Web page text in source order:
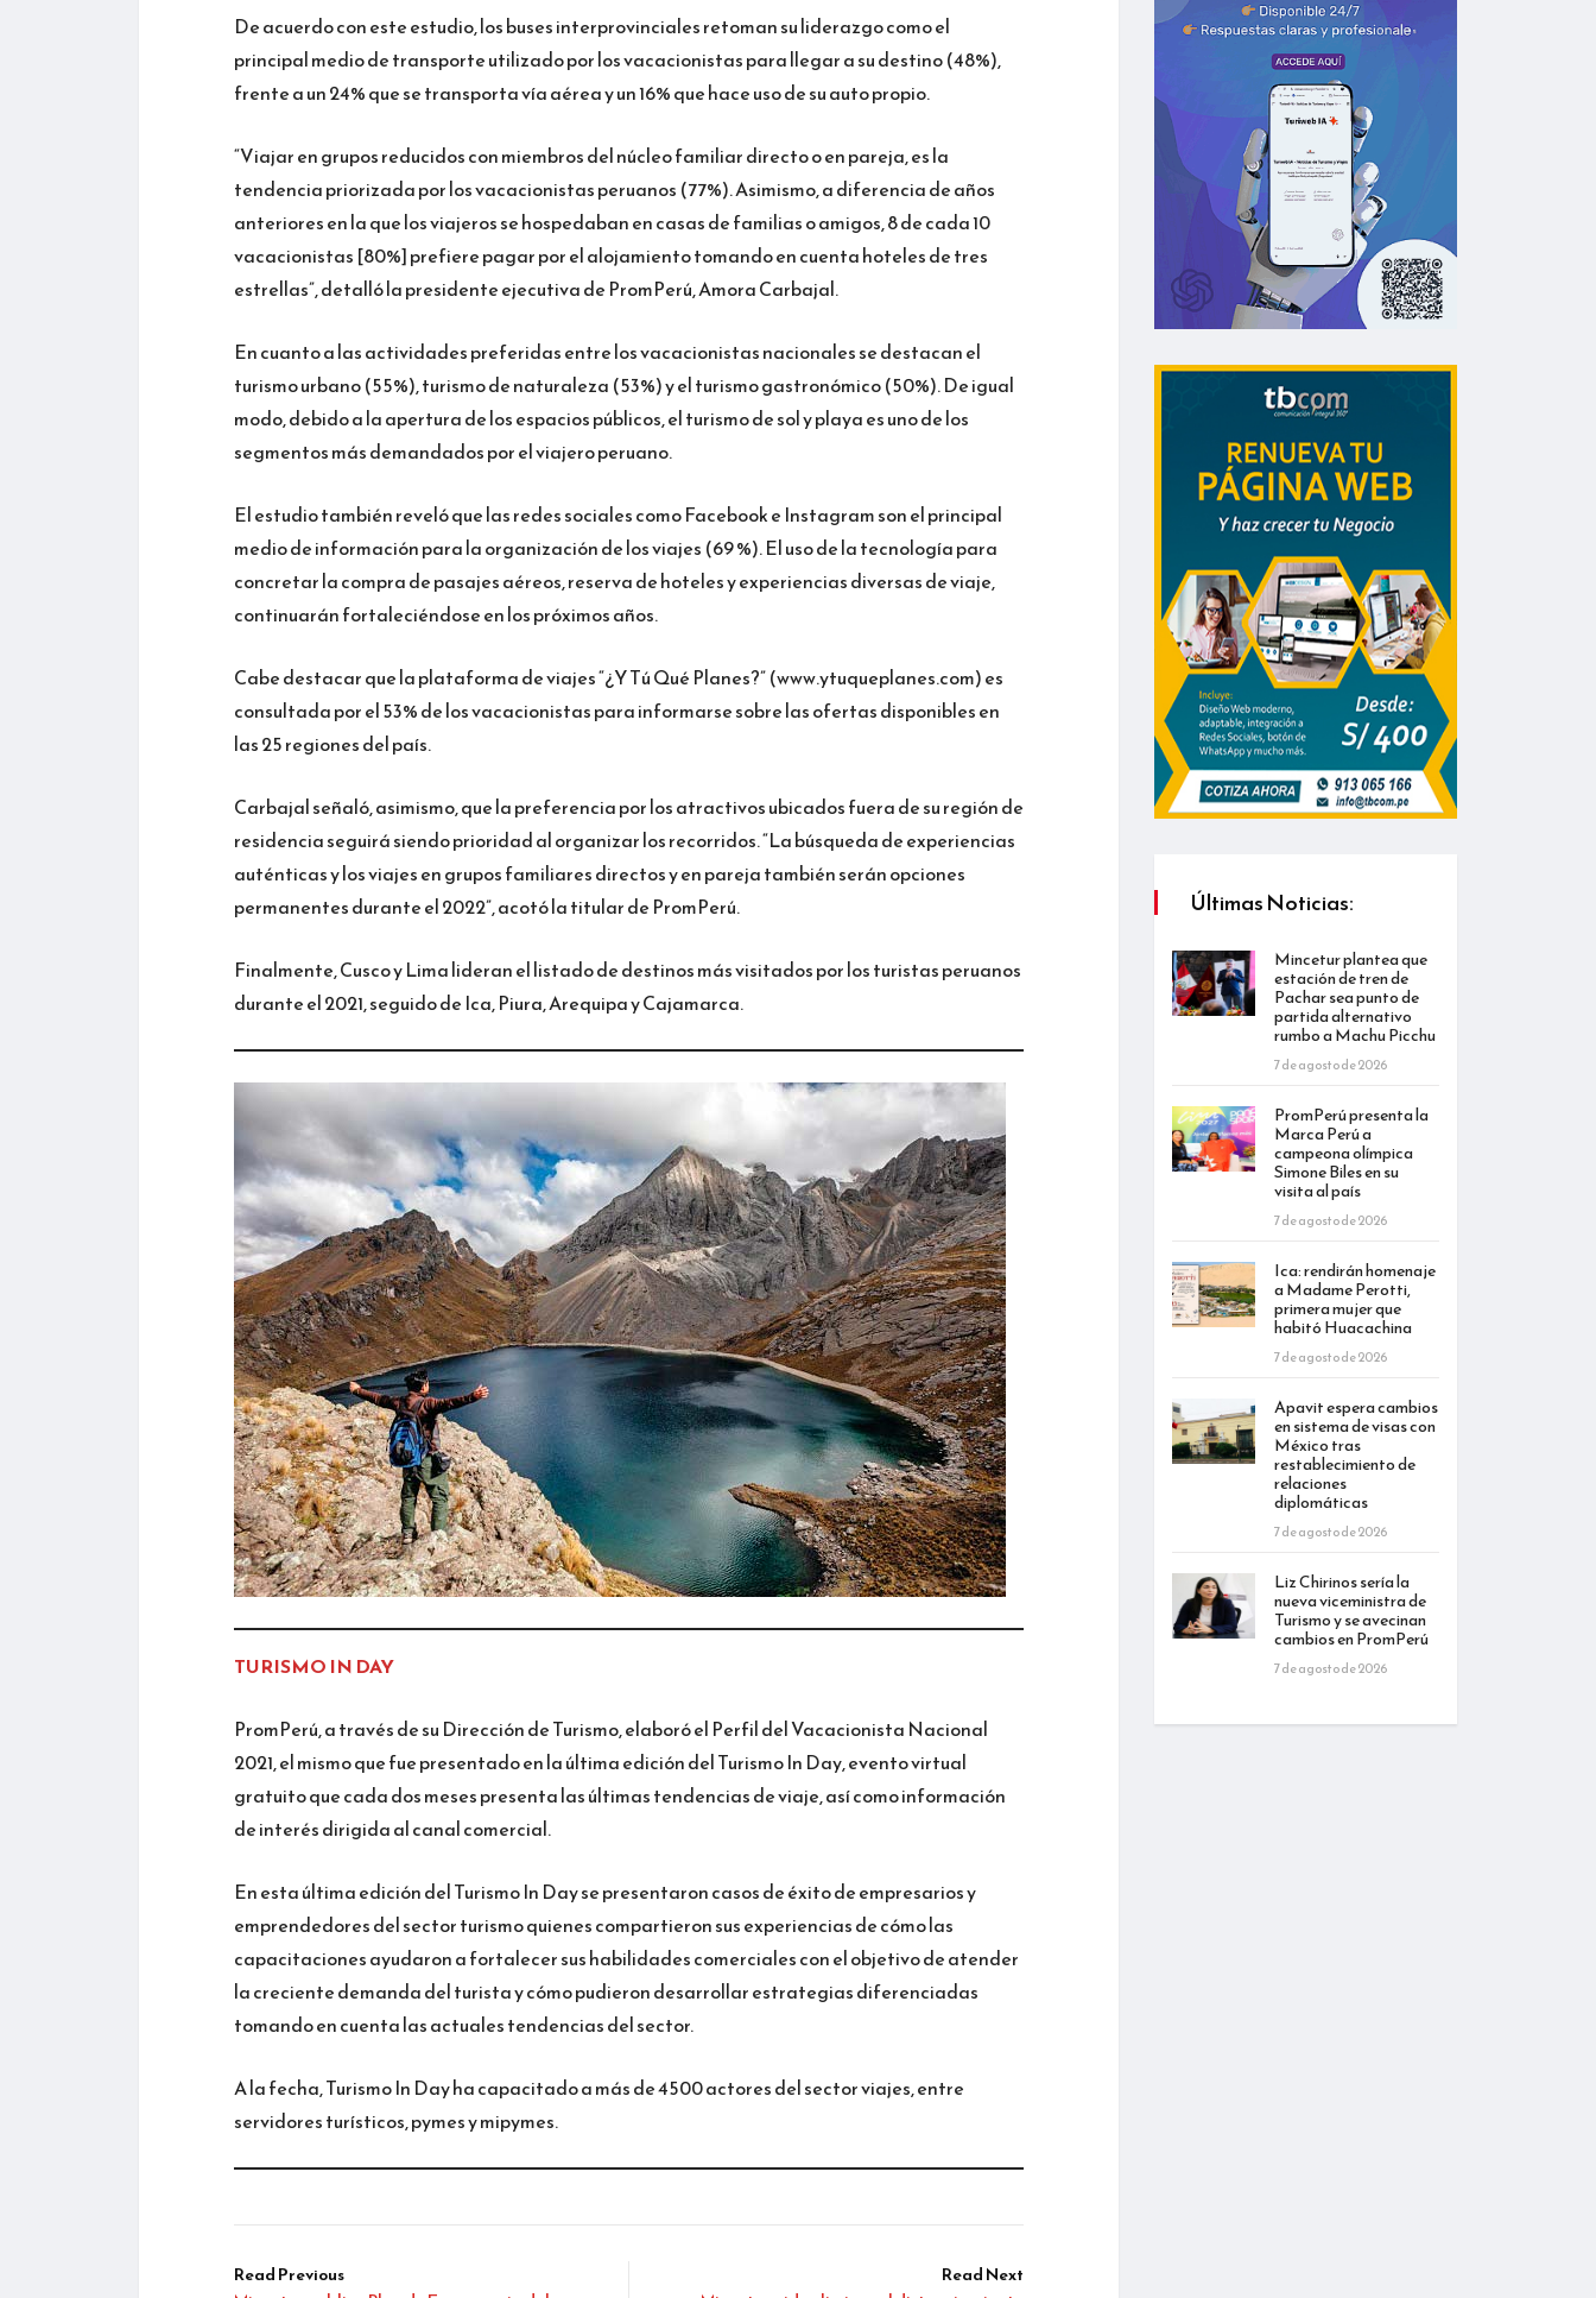
De acuerdo con este estudio, los buses interprovinciales retoman su liderazgo como el
principal medio de transporte utilizado por los vacacionistas para llegar a su destino (48%),
frente a un 24% que se transporta vía aérea y un 16% que hace uso de su auto propio.
“Viajar en grupos reducidos con miembros del núcleo familiar directo o en pareja, es la
tendencia priorizada por los vacacionistas peruanos (77%). Asimismo, a diferencia de años
anteriores en la que los viajeros se hospedaban en casas de familias o amigos, 8 de cada 10
vacacionistas [80%] prefiere pagar por el alojamiento tomando en cuenta hoteles de tres
estrellas”, detalló la presidente ejecutiva de PromPerú, Amora Carbajal.
En cuanto a las actividades preferidas entre los vacacionistas nacionales se destacan el
turismo urbano (55%), turismo de naturaleza (53%) y el turismo gastronómico (50%). De igual
modo, debido a la apertura de los espacios públicos, el turismo de sol y playa es uno de los
segmentos más demandados por el viajero peruano.
El estudio también reveló que las redes sociales como Facebook e Instagram son el principal
medio de información para la organización de los viajes (69 %). El uso de la tecnología para
concretar la compra de pasajes aéreos, reserva de hoteles y experiencias diversas de viaje,
continuarán fortaleciéndose en los próximos años.
Cabe destacar que la plataforma de viajes “¿Y Tú Qué Planes?” (www.ytuqueplanes.com) es
consultada por el 53% de los vacacionistas para informarse sobre las ofertas disponibles en
las 25 regiones del país.
Carbajal señaló, asimismo, que la preferencia por los atractivos ubicados fuera de su región de
residencia seguirá siendo prioridad al organizar los recorridos. “La búsqueda de experiencias
auténticas y los viajes en grupos familiares directos y en pareja también serán opciones
permanentes durante el 2022”, acotó la titular de PromPerú.
Finalmente, Cusco y Lima lideran el listado de destinos más visitados por los turistas peruanos
durante el 2021, seguido de Ica, Piura, Arequipa y Cajamarca.
TURISMO IN DAY
PromPerú, a través de su Dirección de Turismo, elaboró el Perfil del Vacacionista Nacional
2021, el mismo que fue presentado en la última edición del Turismo In Day, evento virtual
gratuito que cada dos meses presenta las últimas tendencias de viaje, así como información
de interés dirigida al canal comercial.
En esta última edición del Turismo In Day se presentaron casos de éxito de empresarios y
emprendedores del sector turismo quienes compartieron sus experiencias de cómo las
capacitaciones ayudaron a fortalecer sus habilidades comerciales con el objetivo de atender
la creciente demanda del turista y cómo pudieron desarrollar estrategias diferenciadas
tomando en cuenta las actuales tendencias del sector.
A la fecha, Turismo In Day ha capacitado a más de 4500 actores del sector viajes, entre
servidores turísticos, pymes y mipymes.
Read Previous
Read Next
Últimas Noticias:
Mincetur plantea que
estación de tren de
Pachar sea punto de
partida alternativo
rumbo a Machu Picchu
7 de agosto de 2026
PromPerú presenta la
Marca Perú a
campeona olímpica
Simone Biles en su
visita al país
7 de agosto de 2026
Ica: rendirán homenaje
a Madame Perotti,
primera mujer que
habitó Huacachina
7 de agosto de 2026
Apavit espera cambios
en sistema de visas con
México tras
restablecimiento de
relaciones
diplomáticas
7 de agosto de 2026
Liz Chirinos sería la
nueva viceministra de
Turismo y se avecinan
cambios en PromPerú
7 de agosto de 2026